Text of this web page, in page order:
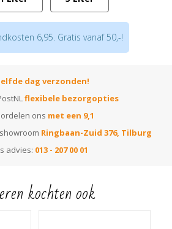
kleur uit te proberen!
Clear . Scroll naar beneden voor
directhier !
6,95. Gratis vanaf 50,-!
dag verzonden!
flexibele bezorgopties
ons met een 9,1
Ringbaan-Zuid 376, Tilburg
advies: 013 - 207 00 01
kochten ook